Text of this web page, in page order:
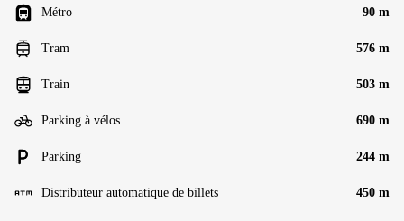
Métro 90 m
Tram 576 m
Train 503 m
Parking à vélos 690 m
Parking 244 m
Distributeur automatique de billets 450 m